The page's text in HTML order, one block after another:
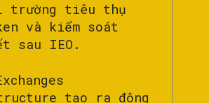
trường tiêu thụ
và kiểm soát
sau IEO.
tạo ra động